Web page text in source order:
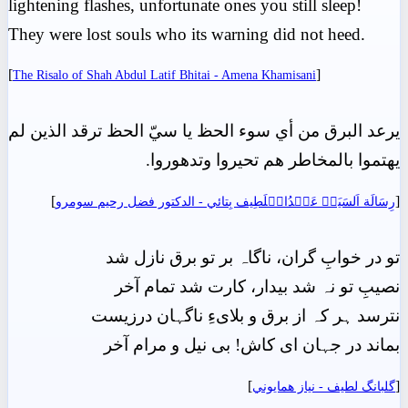
lightening flashes, unfortunate ones you still sleep!
They were lost souls who its warning did not heed.
[The Risalo of Shah Abdul Latif Bhitai - Amena Khamisani]
يرعد البرق من أي سوء الحظ يا سيّ الحظ ترقد الذين لم
يهتموا بالمخاطر هم تحيروا وتدهوروا.
[رِسَالَة اَلسَيَدۡ عَبۡدُالۡلَطِيف بِتائي - الدکتور فضل رحیم سومرو]
تو در خوابِ گران، ناگاہ بر تو برق نازل شد
نصیبِ تو نہ شد بیدار، کارت شد تمام آخر
نترسد ہر کہ از برق و بلایءِ ناگہان درزیست
بماند در جہان ای کاش! بی نیل و مرام آخر
[گلبانگ لطيف - نياز ھمايوني]